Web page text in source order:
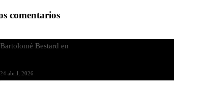
comentarios
Bartolomé Bestard en
24 abril, 2026